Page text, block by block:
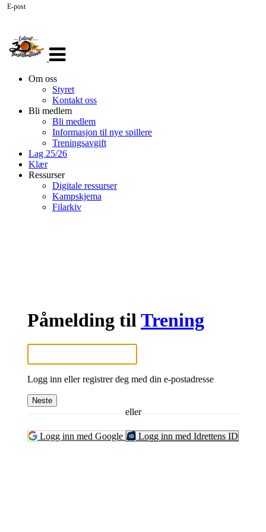
navigasjon
Om oss
Styret
Kontakt oss
Bli medlem
Bli medlem
Informasjon til nye spillere
Treningsavgift
Lag 25/26
Klær
Ressurser
Digitale ressurser
Kampskjema
Filarkiv
Påmelding til Trening
E-post
Logg inn eller registrer deg med din e-postadresse
Neste
eller
Logg inn med Google Logg inn med Idrettens ID